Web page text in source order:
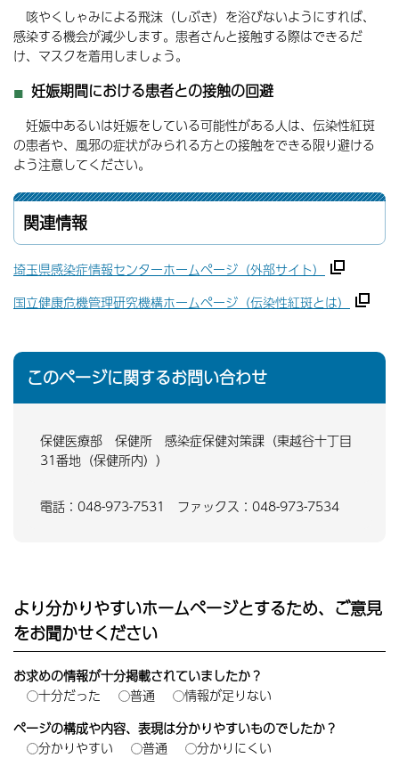
咳やくしゃみによる飛沫（しぶき）を浴びないようにすれば、
感染する機会が減少します。患者さんと接触する際はできるだ
け、マスクを着用しましょう。
妊娠期間における患者との接触の回避
妊娠中あるいは妊娠をしている可能性がある人は、伝染性紅斑
の患者や、風邪の症状がみられる方との接触をできる限り避ける
よう注意してください。
関連情報
埼玉県感染症情報センターホームページ（外部サイト）
国立健康危機管理研究機構ホームページ（伝染性紅斑とは）
このページに関するお問い合わせ
保健医療部 保健所 感染症保健対策課（東越谷十丁目
31番地（保健所内））
電話：048-973-7531 ファックス：048-973-7534
より分かりやすいホームページとするため、ご意見
をお聞かせください
お求めの情報が十分掲載されていましたか？
十分だった
普通
情報が足りない
ページの構成や内容、表現は分かりやすいものでしたか？
分かりやすい
普通
分かりにくい